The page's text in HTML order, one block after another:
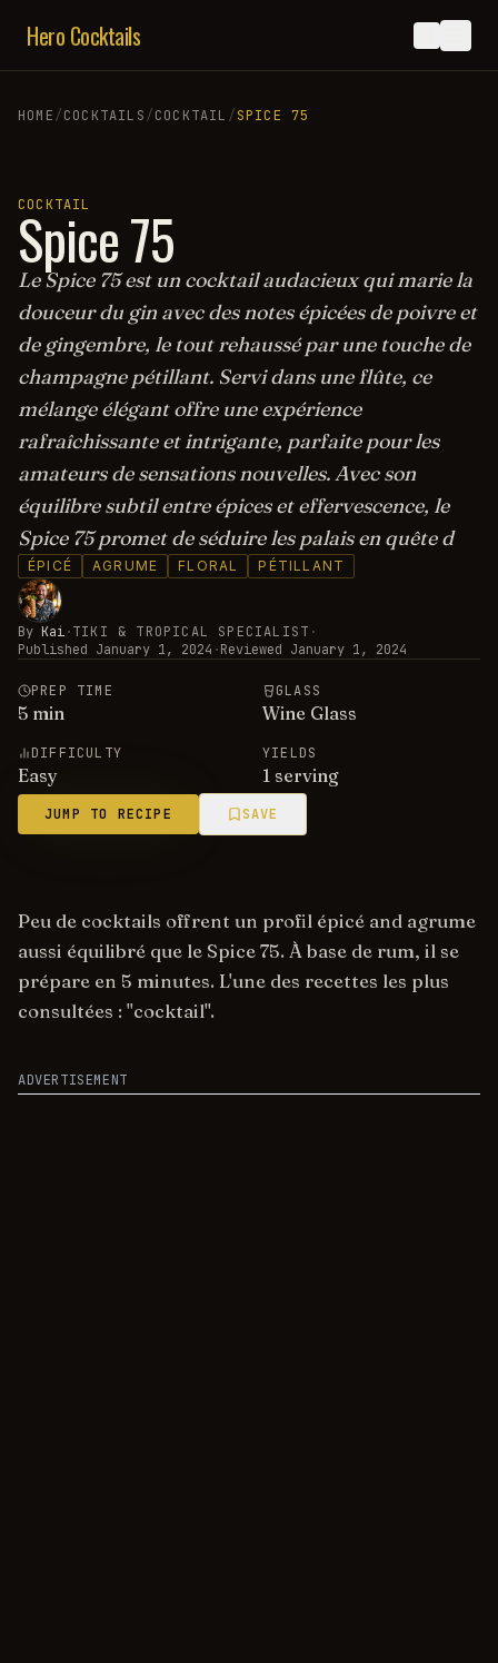
Hero Cocktails
HOME/COCKTAILS/COCKTAIL /SPICE 75
COCKTAIL
Spice 75
Le Spice 75 est un cocktail audacieux qui marie la
douceur du gin avec des notes épicées de poivre et
de gingembre, le tout rehaussé par une touche de
champagne pétillant. Servi dans une flûte, ce
mélange élégant offre une expérience
rafraîchissante et intrigante, parfaite pour les
amateurs de sensations nouvelles. Avec son
équilibre subtil entre épices et effervescence, le
Spice 75 promet de séduire les palais en quête d
ÉPICÉ AGRUME FLORAL PÉTILLANT
By Kai·TIKI & TROPICAL SPECIALIST ·
Published January 1, 2024 ·Reviewed January 1, 2024
PREP TIME
5 min
GLASS
Wine Glass
DIFFICULTY
Easy
YIELDS
1 serving
JUMP TO RECIPE SAVE
Peu de cocktails offrent un profil épicé and agrume
aussi équilibré que le Spice 75. À base de rum, il se
prépare en 5 minutes. L'une des recettes les plus
consultées : "cocktail".
ADVERTISEMENT